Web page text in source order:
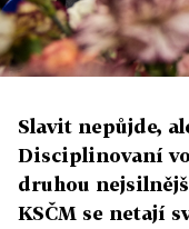
Slavit nepůjde,
Disciplinovaní
druhou
KSČM se netají